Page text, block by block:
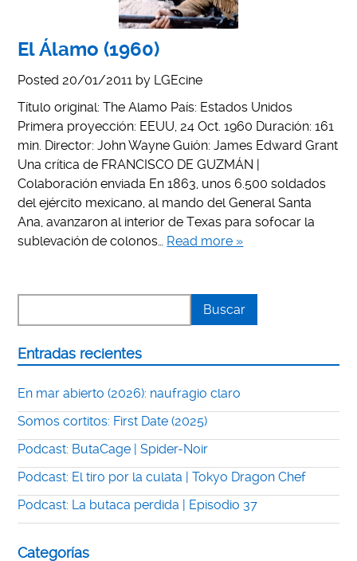
El Álamo (1960)
Posted 20/01/2011 by LGEcine
Título original: The Alamo País: Estados Unidos
Primera proyección: EEUU, 24 Oct. 1960 Duración: 161
min. Director: John Wayne Guión: James Edward Grant
Una crítica de FRANCISCO DE GUZMÁN |
Colaboración enviada En 1863, unos 6.500 soldados
del ejército mexicano, al mando del General Santa
Ana, avanzaron al interior de Texas para sofocar la
sublevación de colonos… Read more »
Entradas recientes
En mar abierto (2026): naufragio claro
Somos cortitos: First Date (2025)
Podcast: ButaCage | Spider-Noir
Podcast: El tiro por la culata | Tokyo Dragon Chef
Podcast: La butaca perdida | Episodio 37
Categorías